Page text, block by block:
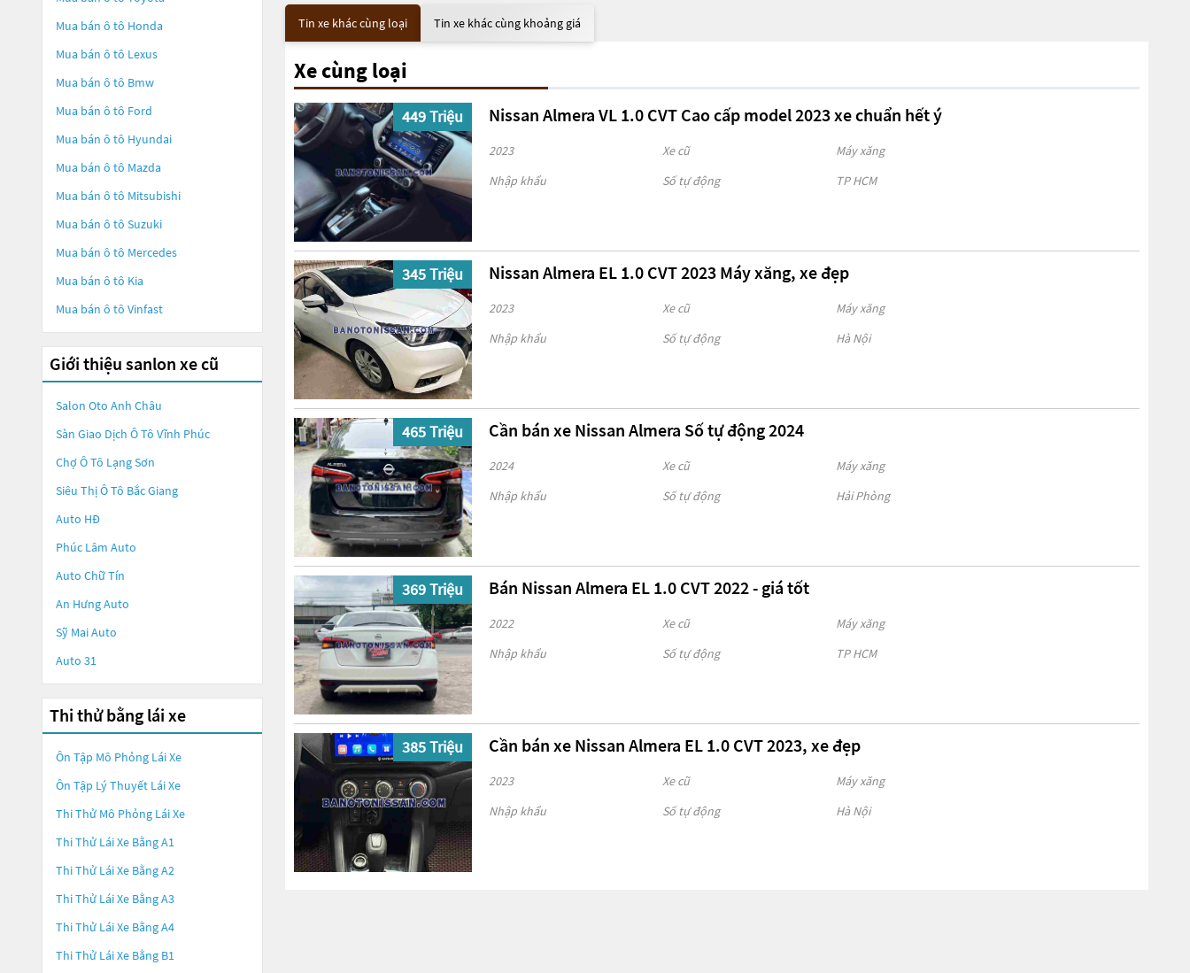
Tin xe khác cùng loại Tin xe khác cùng khoảng giá
Xe cùng loại
449 Triệu Nissan Almera VL 1.0 CVT Cao cấp model 2023 xe chuẩn hết ý
2023 Xe cũ
Máy xăng
Nhập khẩu
Số tự động TP HCM
345 Triệu Nissan Almera EL 1.0 CVT 2023 Máy xăng, xe đẹp
2023 Xe cũ
Máy xăng
Nhập khẩu
Số tự động Hà Nội
465 Triệu Cần bán xe Nissan Almera Số tự động 2024
2024 Xe cũ
Máy xăng
Nhập khẩu
Số tự động Hải Phòng
369 Triệu Bán Nissan Almera EL 1.0 CVT 2022 - giá tốt
2022 Xe cũ
Máy xăng
Nhập khẩu
Số tự động TP HCM
385 Triệu Cần bán xe Nissan Almera EL 1.0 CVT 2023, xe đẹp
2023 Xe cũ
Máy xăng
Nhập khẩu
Số tự động Hà Nội
Mua bán ô tô Honda
Mua bán ô tô Lexus
Mua bán ô tô Bmw
Mua bán ô tô Ford
Mua bán ô tô Hyundai
Mua bán ô tô Mazda
Mua bán ô tô Mitsubishi
Mua bán ô tô Suzuki
Mua bán ô tô Mercedes
Mua bán ô tô Kia
Mua bán ô tô Vinfast
Giới thiệu sanlon xe cũ
Salon Oto Anh Châu
Sàn Giao Dịch Ô Tô Vĩnh Phúc
Chợ Ô Tô Lạng Sơn
Siêu Thị Ô Tô Bắc Giang
Auto HĐ
Phúc Lâm Auto
Auto Chữ Tín
An Hưng Auto
Sỹ Mai Auto
Auto 31
Thi thử bằng lái xe
Ôn Tập Mô Phỏng Lái Xe
Ôn Tập Lý Thuyết Lái Xe
Thi Thử Mô Phỏng Lái Xe
Thi Thử Lái Xe Bằng A1
Thi Thử Lái Xe Bằng A2
Thi Thử Lái Xe Bằng A3
Thi Thử Lái Xe Bằng A4
Thi Thử Lái Xe Bằng B1